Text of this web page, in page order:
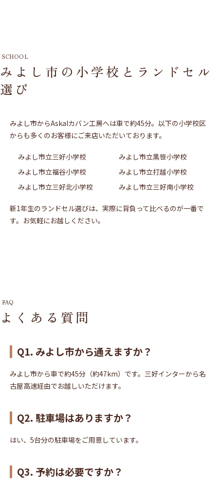
SCHOOL
みよし市の小学校とランドセル
選び
みよし市からAskalカバン工房へは車で約45分。以下の小学校区
からも多くのお客様にご来店いただいております。
みよし市立三好小学校
みよし市立福谷小学校
みよし市立三好北小学校
みよし市立黒笹小学校
みよし市立打越小学校
みよし市立三好南小学校
新1年生のランドセル選びは、実際に背負って比べるのが一番で
す。お気軽にお越しください。
FAQ
よくある質問
Q1. みよし市から通えますか？
みよし市から車で約45分（約47km）です。三好インターから名
古屋高速経由でお越しいただけます。
Q2. 駐車場はありますか？
はい、5台分の駐車場をご用意しています。
Q3. 予約は必要ですか？